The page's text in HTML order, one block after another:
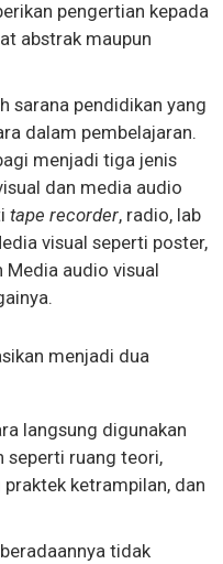
pengertian kepada
abstrak maupun
sarana pendidikan yang
dalam pembelajaran.
menjadi tiga jenis
dan media audio
tape recorder, radio, lab
visual seperti poster,
Media audio visual
menjadi dua
langsung digunakan
seperti ruang teori,
ketrampilan, dan
tidak